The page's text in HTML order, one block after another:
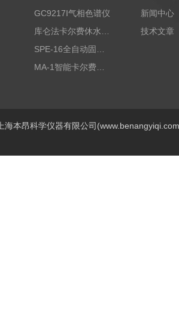
GC9217I气相色谱仪
MA-1智能卡尔费休水分测定仪
新闻中心
技术文章
本昂科学仪器有限公司